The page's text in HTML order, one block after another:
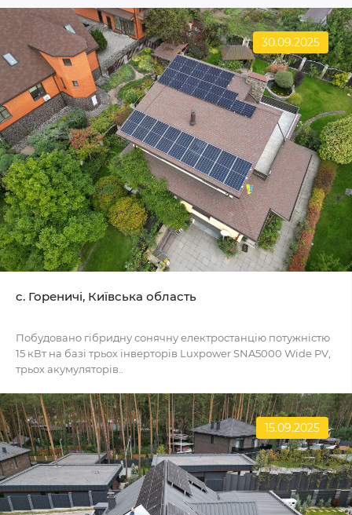
30.09.2025
c. Гореничі, Київська область
Побудовано гібридну сонячну електростанцію потужністю
15 кВт на базі трьох інверторів Luxpower SNA5000 Wide PV,
трьох акумуляторів..
15.09.2025